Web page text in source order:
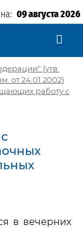
09 августа 2026
(утв.
от 24.01.2002)
работу с
в вечерних